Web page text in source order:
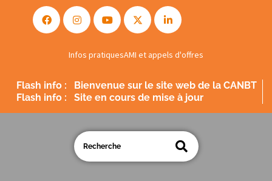
Flash info :
Bienvenue sur le site web de la CANBT
Flash info :
Site en cours de mise à jour
Infos pratiquesAMI et appels d'offres